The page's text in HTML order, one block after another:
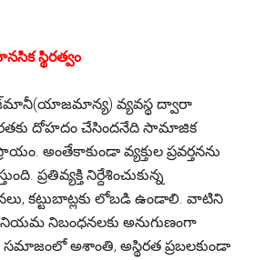
స్థిరత్వం
వ్యవస్థ ద్వారా
దోహదం చేసిందనేది సామాజిక
అంతేకాకుండా వ్యక్తుల ప్రవర్తనను
ప్రతివ్యక్తి నిర్దేశించుకున్న
కట్టుబాట్లకు లోబడి ఉండాలి. వాటిని
నియమ నిబంధనలకు అనుగుణంగా
సమాజంలో అశాంతి, అస్థిరత ప్రబలకుండా